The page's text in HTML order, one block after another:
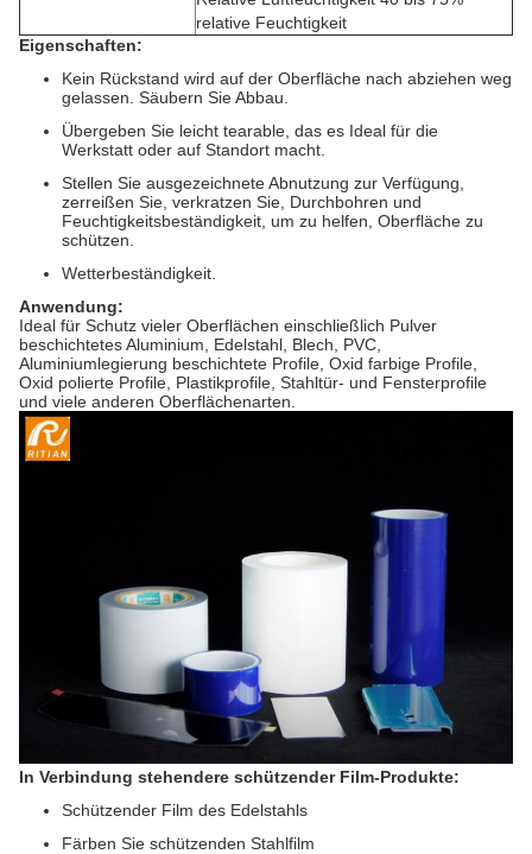
relative Feuchtigkeit
Eigenschaften:
Kein Rückstand wird auf der Oberfläche nach abziehen weg
gelassen. Säubern Sie Abbau.
Übergeben Sie leicht tearable, das es Ideal für die
Werkstatt oder auf Standort macht.
Stellen Sie ausgezeichnete Abnutzung zur Verfügung,
zerreißen Sie, verkratzen Sie, Durchbohren und
Feuchtigkeitsbeständigkeit, um zu helfen, Oberfläche zu
schützen.
Wetterbeständigkeit.
Anwendung:
Ideal für Schutz vieler Oberflächen einschließlich Pulver
beschichtetes Aluminium, Edelstahl, Blech, PVC,
Aluminiumlegierung beschichtete Profile, Oxid farbige Profile,
Oxid polierte Profile, Plastikprofile, Stahltür- und Fensterprofile
und viele anderen Oberflächenarten.
In Verbindung stehendere schützender Film-Produkte:
Schützender Film des Edelstahls
Färben Sie schützenden Stahlfilm